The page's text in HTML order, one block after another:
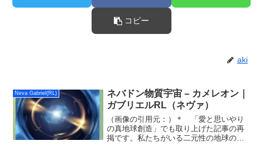
コピー
aki
Neva Gabriel(RL)
ネバドン物質宇宙 – カメレオン｜
ガブリエルRL（ネヴァ）
（画像の引用元：）＊ 「愛と思いやり
の真地球創造」でも取り上げた記事の再
掲です。私たちがいる二元性の地球の役